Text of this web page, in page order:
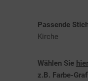
Passende
Kirche
Wählen Sie hier
z.B. Farbe-